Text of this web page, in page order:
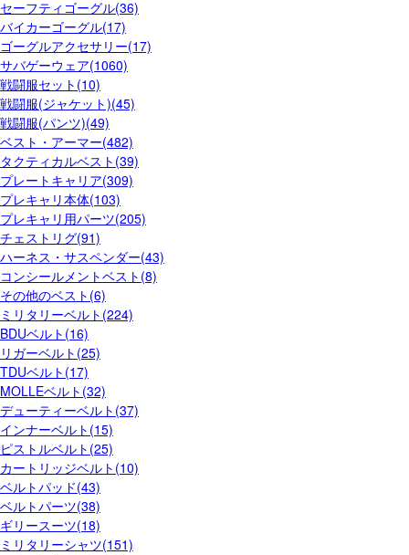
セーフティゴーグル(36)
バイカーゴーグル(17)
ゴーグルアクセサリー(17)
サバゲーウェア(1060)
戦闘服セット(10)
戦闘服(ジャケット)(45)
戦闘服(パンツ)(49)
ベスト・アーマー(482)
タクティカルベスト(39)
プレートキャリア(309)
プレキャリ本体(103)
プレキャリ用パーツ(205)
チェストリグ(91)
ハーネス・サスペンダー(43)
コンシールメントベスト(8)
その他のベスト(6)
ミリタリーベルト(224)
BDUベルト(16)
リガーベルト(25)
TDUベルト(17)
MOLLEベルト(32)
デューティーベルト(37)
インナーベルト(15)
ピストルベルト(25)
カートリッジベルト(10)
ベルトパッド(43)
ベルトパーツ(38)
ギリースーツ(18)
ミリタリーシャツ(151)